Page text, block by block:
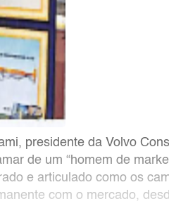
presidente da Volvo
de um “homem de
e articulado como os
com o mercado,